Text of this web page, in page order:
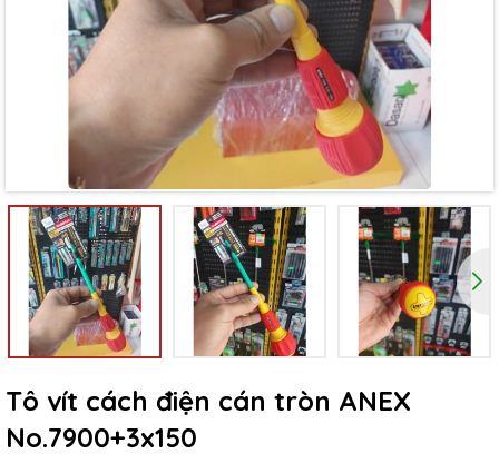
Tô vít cách điện cán tròn ANEX
No.7900+3x150
Mã giảm giá:
Ngày hết hạn:
Điều kiện: